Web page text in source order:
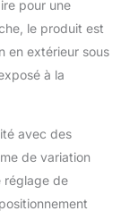
pour une
le produit est
en extérieur sous
à la
avec des
de variation
réglage de